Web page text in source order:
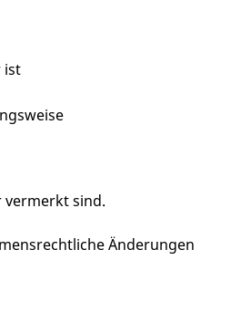
ist
vermerkt sind.
Änderungen